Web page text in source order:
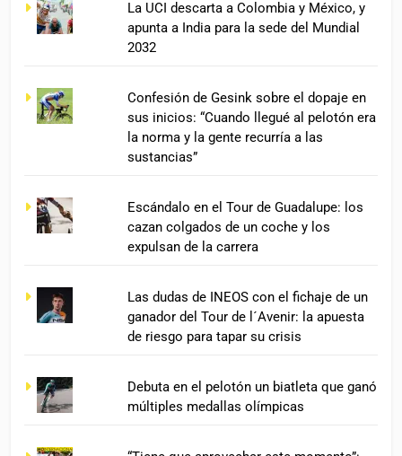
La UCI descarta a Colombia y México, y
apunta a India para la sede del Mundial
2032
Confesión de Gesink sobre el dopaje en
sus inicios: “Cuando llegué al pelotón era
la norma y la gente recurría a las
sustancias”
Escándalo en el Tour de Guadalupe: los
cazan colgados de un coche y los
expulsan de la carrera
Las dudas de INEOS con el fichaje de un
ganador del Tour de l´Avenir: la apuesta
de riesgo para tapar su crisis
Debuta en el pelotón un biatleta que ganó
múltiples medallas olímpicas